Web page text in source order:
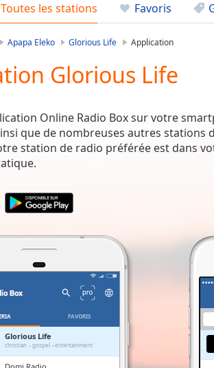
Toutes les stations Favoris
Apapa Eleko Glorious Life Application
Glorious Life
Online Radio Box sur votre
que de nombreuses autres stations
station de radio préférée est dans
FAVORIS
Glorious Life
christian gospel entertainment
Domi Radio